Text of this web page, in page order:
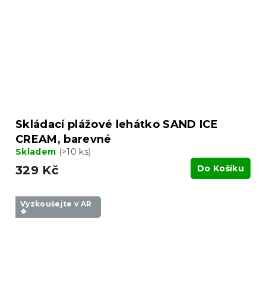
Skládací plážové lehátko SAND ICE
CREAM, barevné
Skladem (>10 ks)
329 Kč Do Košíku
Vyzkoušejte v AR
❖